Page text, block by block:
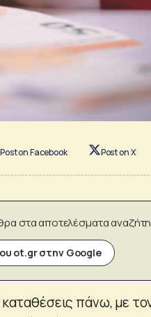
Post on Facebook Post on X
στα αποτελέσματα
ot.gr στην Google
καταθέσεις πάνω, με